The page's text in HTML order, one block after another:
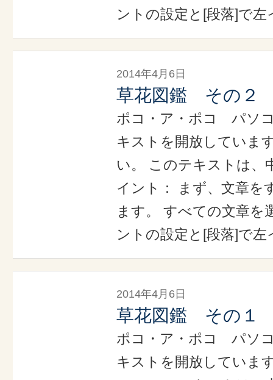
ントの設定と[段落]で
2014年4月6日
草花図鑑 その２
ポコ・ア・ポコ パソ
キストを開放していま
い。 このテキストは、
イント： まず、文章を
ます。 すべての文章を
ントの設定と[段落]で
2014年4月6日
草花図鑑 その１
ポコ・ア・ポコ パソ
キストを開放していま